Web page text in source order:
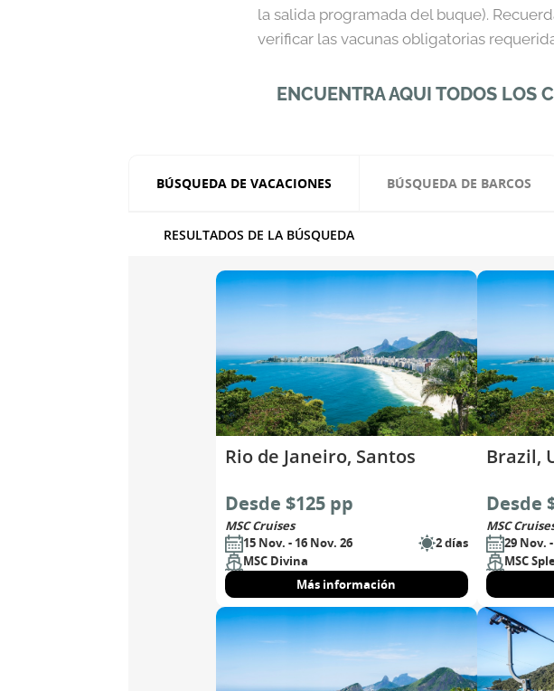
la salida programada del buque).
verificar las vacunas obligatorias
ENCUENTRA AQUI TODOS LOS